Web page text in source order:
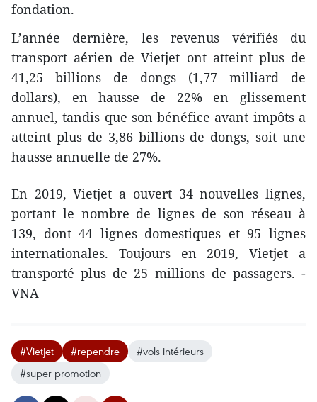
fondation.
L’année dernière, les revenus vérifiés du
transport aérien de Vietjet ont atteint plus de
41,25 billions de dongs (1,77 milliard de
dollars), en hausse de 22% en glissement
annuel, tandis que son bénéfice avant impôts a
atteint plus de 3,86 billions de dongs, soit une
hausse annuelle de 27%.
En 2019, Vietjet a ouvert 34 nouvelles lignes,
portant le nombre de lignes de son réseau à
139, dont 44 lignes domestiques et 95 lignes
internationales. Toujours en 2019, Vietjet a
transporté plus de 25 millions de passagers. -
VNA
#Vietjet #rependre
#vols intérieurs
#super promotion